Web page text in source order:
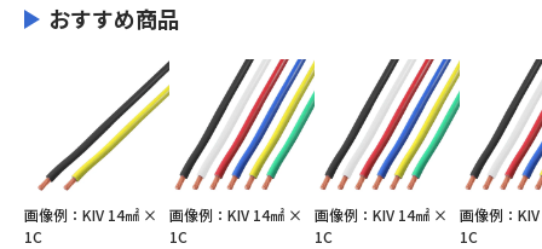
おすすめ商品
画像例：KIV 14㎟ ×
1C
画像例：KIV 14㎟ ×
1C
画像例：KIV 14㎟ ×
1C
画像例：
1C